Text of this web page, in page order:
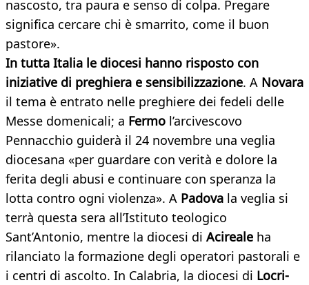
nascosto, tra paura e senso di colpa. Pregare
significa cercare chi è smarrito, come il buon
pastore».
In tutta Italia le diocesi hanno risposto con
iniziative di preghiera e sensibilizzazione. A Novara
il tema è entrato nelle preghiere dei fedeli delle
Messe domenicali; a Fermo l’arcivescovo
Pennacchio guiderà il 24 novembre una veglia
diocesana «per guardare con verità e dolore la
ferita degli abusi e continuare con speranza la
lotta contro ogni violenza». A Padova la veglia si
terrà questa sera all’Istituto teologico
Sant’Antonio, mentre la diocesi di Acireale ha
rilanciato la formazione degli operatori pastorali e
i centri di ascolto. In Calabria, la diocesi di Locri-